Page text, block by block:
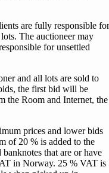
are fully responsible for
The auctioneer may
for unsettled
and all lots are sold to
the first bid will be
the Room and Internet, the
prices and lower bids
of 20 % is added to the
that are or have
in Norway. 25 % VAT is